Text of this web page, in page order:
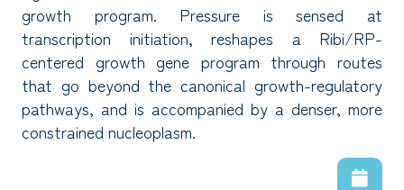
growth program. Pressure is sensed at
transcription initiation, reshapes a Ribi/RP-
centered growth gene program through routes
that go beyond the canonical growth-regulatory
pathways, and is accompanied by a denser, more
constrained nucleoplasm.